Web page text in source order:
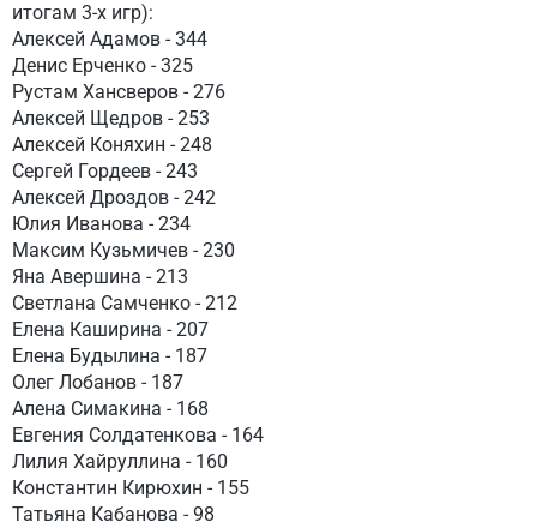
итогам 3-х игр):
Алексей Адамов - 344
Денис Ерченко - 325
Рустам Хансверов - 276
Алексей Щедров - 253
Алексей Коняхин - 248
Сергей Гордеев - 243
Алексей Дроздов - 242
Юлия Иванова - 234
Максим Кузьмичев - 230
Яна Авершина - 213
Светлана Самченко - 212
Елена Каширина - 207
Елена Будылина - 187
Олег Лобанов - 187
Алена Симакина - 168
Евгения Солдатенкова - 164
Лилия Хайруллина - 160
Константин Кирюхин - 155
Татьяна Кабанова - 98